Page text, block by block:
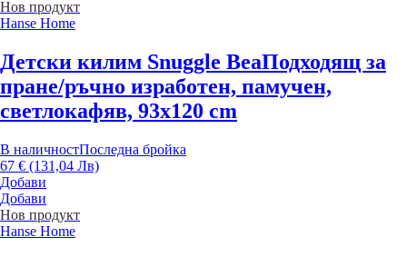
Нов продукт
Hanse Home
Детски килим Snuggle BeaПодходящ за
пране/ръчно изработен, памучен,
светлокафяв, 93x120 cm
В наличностПоследна бройка
67 € (131,04 Лв)
Добави
Добави
Нов продукт
Hanse Home